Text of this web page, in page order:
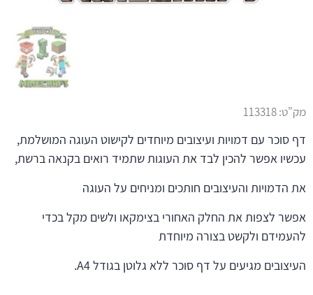
מק"ט:113318
דף סוכר עם דמויות ועיצובים מיוחדים לקישוט העוגה המושלמת,
עכשיו אפשר להכין לבד את העוגות שתמיד רואים בקנאה ברשת,
את הדמויות והעיצובים חותכים ומניחים על העוגה
אפשר לצפות את החלק האחורי בצימקאו ולשים מקל בכדי
להעמידם ולקשט בצורה מיוחדת
העיצובים מגיעים על דף סוכר ללא גלוטן בגודל A4.